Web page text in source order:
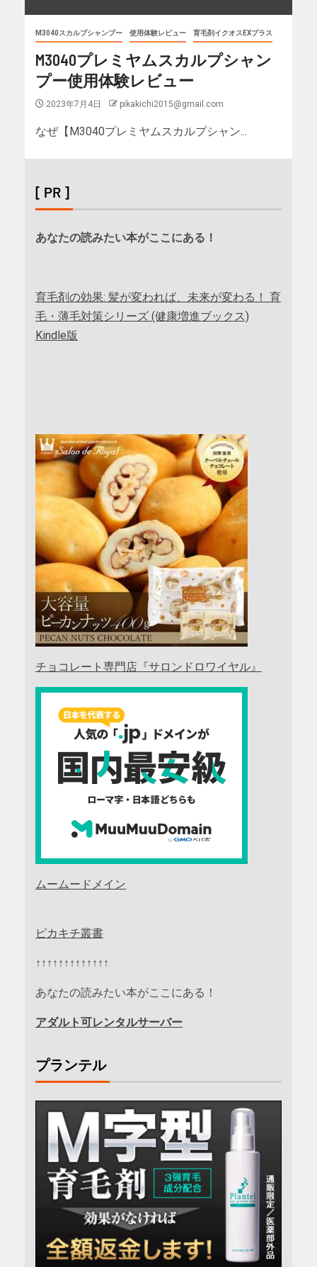
M3040スカルプシャンプー 使用体験レビュー 育毛剤イクオスEXプラス
M3040プレミヤムスカルプシャン
プー使用体験レビュー
2023年7月4日 pikakichi2015@gmail.com
なぜ【M3040プレミヤムスカルプシャン...
[ PR ]
あなたの読みたい本がここにある！
育毛剤の効果: 髪が変われば、未来が変わる！ 育
毛・薄毛対策シリーズ (健康増進ブックス)
Kindle版
チョコレート専門店『サロンドロワイヤル』
ムームードメイン
ピカキチ叢書
↑↑↑↑↑↑↑↑↑↑↑↑↑
あなたの読みたい本がここにある！
アダルト可レンタルサーバー
プランテル